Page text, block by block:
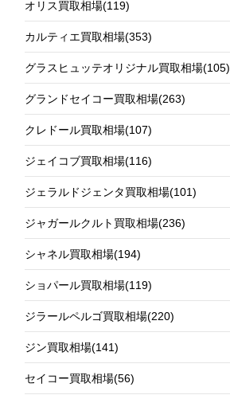
オリス買取相場(119)
カルティエ買取相場(353)
グラスヒュッテオリジナル買取相場(105)
グランドセイコー買取相場(263)
クレドール買取相場(107)
ジェイコブ買取相場(116)
ジェラルドジェンタ買取相場(101)
ジャガールクルト買取相場(236)
シャネル買取相場(194)
ショパール買取相場(119)
ジラールペルゴ買取相場(220)
ジン買取相場(141)
セイコー買取相場(56)